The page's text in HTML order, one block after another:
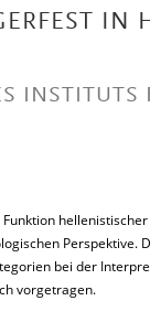
IN
INSTITUTS
Perspektive.
bei der
vorgetragen.